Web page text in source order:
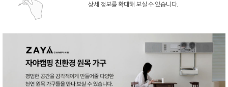
상세 정보를 확대해 보실 수 있습니다.